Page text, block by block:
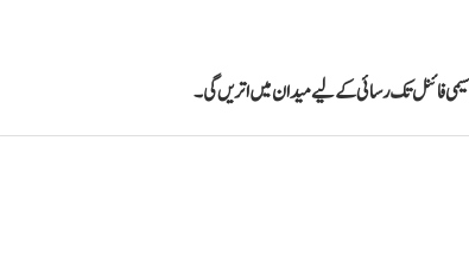
سیمی فائنل تک رسائی کے لیے میدان میں اتریں گی۔